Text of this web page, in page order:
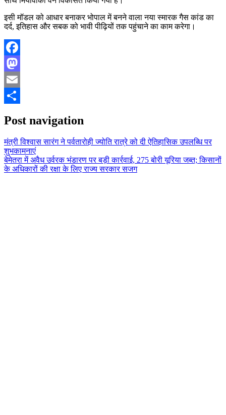
इसी मॉडल को आधार बनाकर भोपाल में बनने वाला नया स्मारक गैस कांड का
दर्द, इतिहास और सबक को भावी पीढ़ियों तक पहुंचाने का काम करेगा।
Facebook
Mastodon
Email
Post navigation
मंत्री विश्वास सारंग ने पर्वतारोही ज्योति रात्रे को दी ऐतिहासिक उपलब्धि पर
शुभकामनाएं
बेमेतरा में अवैध उर्वरक भंडारण पर बड़ी कार्रवाई, 275 बोरी यूरिया जब्त; किसानों
के अधिकारों की रक्षा के लिए राज्य सरकार सजग